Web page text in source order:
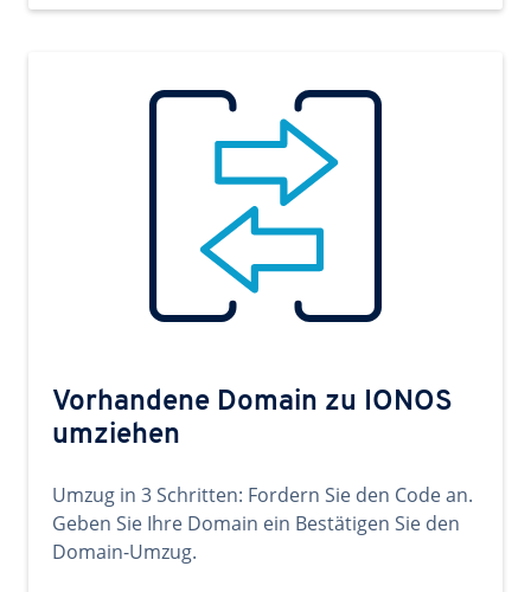
Vorhandene Domain zu IONOS
umziehen
Umzug in 3 Schritten: Fordern Sie den Code an.
Geben Sie Ihre Domain ein Bestätigen Sie den
Domain-Umzug.